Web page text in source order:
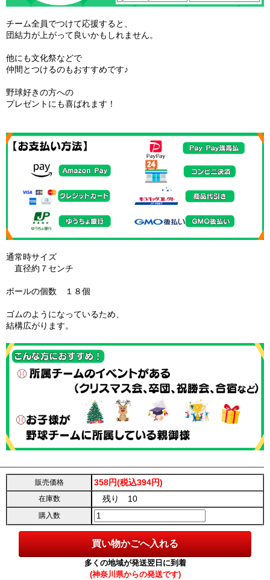
チーム全員でつけて応援すると、
団結力が上がって良いかもしれません。
他にも文化祭などで
仲間とつけるのもおすすめです♪
野球好きの方への
プレゼントにも喜ばれます！
通常時サイズ
直径約７センチ
ボールの個数 １８個
ゴムのようになっているため、
結構広がります。
販売価格 358円(税込394円)
在庫数 残り 10
購入数
多くの地域が発送翌日に到着
(神奈川県からの発送です)